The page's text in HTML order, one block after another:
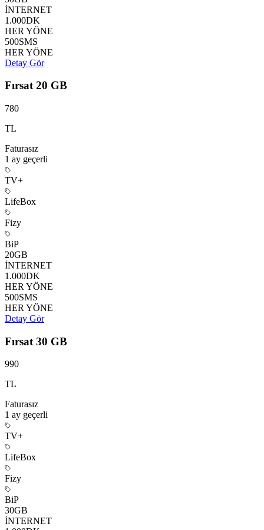
İNTERNET
1.000DK
HER YÖNE
500SMS
HER YÖNE
Detay Gör
Fırsat 20 GB
780
TL
Faturasız
1 ay geçerli
TV+
LifeBox
Fizy
BiP
20GB
İNTERNET
1.000DK
HER YÖNE
500SMS
HER YÖNE
Detay Gör
Fırsat 30 GB
990
TL
Faturasız
1 ay geçerli
TV+
LifeBox
Fizy
BiP
30GB
İNTERNET